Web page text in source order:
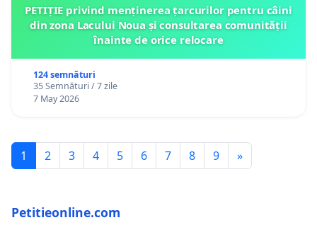
PETIȚIE privind menținerea țarcurilor pentru câini
din zona Lacului Noua și consultarea comunității
înainte de orice relocare
124 semnături
35 Semnături / 7 zile
7 May 2026
1 2 3 4 5 6 7 8 9 »
Petitieonline.com